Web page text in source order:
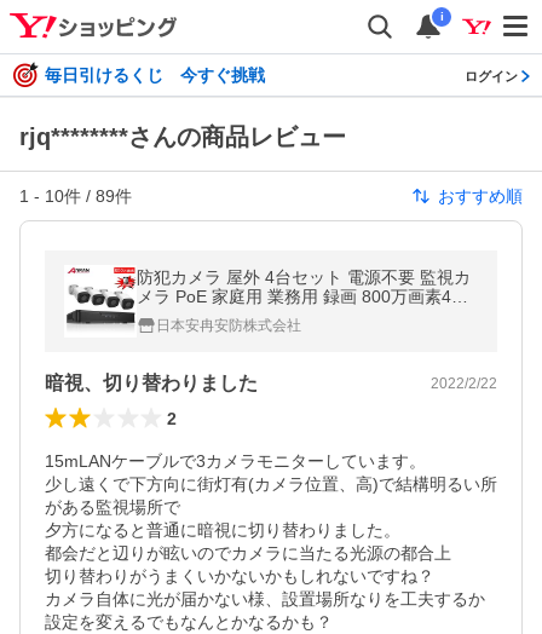
i
毎日引けるくじ 今すぐ挑戦 ログイン
rjq********さんの商品レビュー
1 - 10件 / 89件 おすすめ順
防犯カメラ 屋外 4台セット 電源不要 監視カ
メラ PoE 家庭用 業務用 録画 800万画素4K
直販特価 ANRAN
日本安冉安防株式会社
暗視、切り替わりました 2022/2/22
2
15mLANケーブルで3カメラモニターしています。
少し遠くで下方向に街灯有(カメラ位置、高)で結構明るい所
がある監視場所で
夕方になると普通に暗視に切り替わりました。
都会だと辺りが眩いのでカメラに当たる光源の都合上
切り替わりがうまくいかないかもしれないですね？
カメラ自体に光が届かない様、設置場所なりを工夫するか
設定を変えるでもなんとかなるかも？